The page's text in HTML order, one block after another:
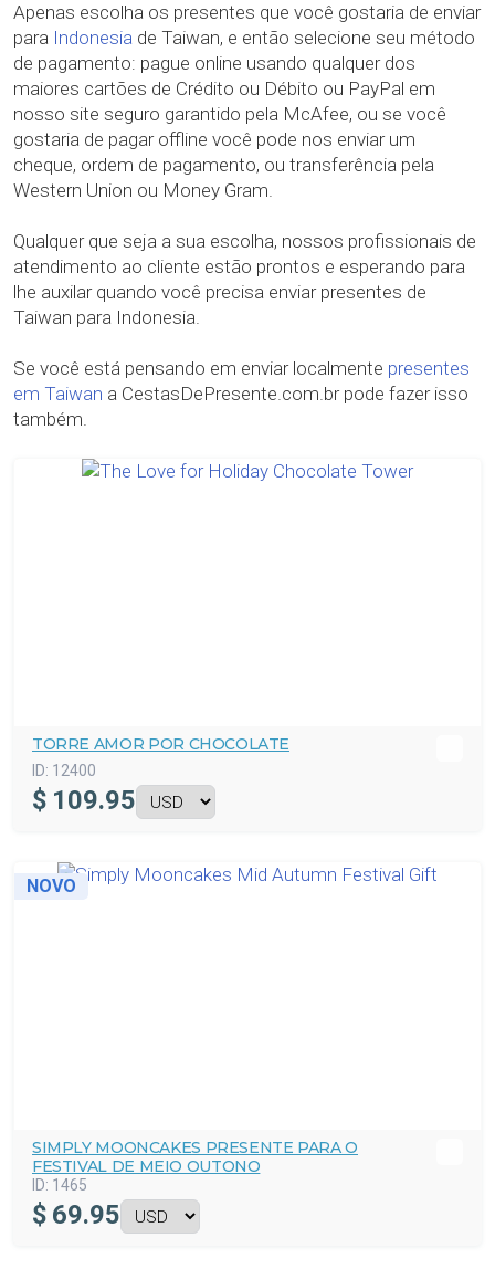
Apenas escolha os presentes que você gostaria de enviar
para Indonesia de Taiwan, e então selecione seu método
de pagamento: pague online usando qualquer dos
maiores cartões de Crédito ou Débito ou PayPal em
nosso site seguro garantido pela McAfee, ou se você
gostaria de pagar offline você pode nos enviar um
cheque, ordem de pagamento, ou transferência pela
Western Union ou Money Gram.
Qualquer que seja a sua escolha, nossos profissionais de
atendimento ao cliente estão prontos e esperando para
lhe auxilar quando você precisa enviar presentes de
Taiwan para Indonesia.
Se você está pensando em enviar localmente presentes
em Taiwan a CestasDePresente.com.br pode fazer isso
também.
TORRE AMOR POR CHOCOLATE
ID: 12400
$ 109.95
NOVO
SIMPLY MOONCAKES PRESENTE PARA O
FESTIVAL DE MEIO OUTONO
ID: 1465
$ 69.95